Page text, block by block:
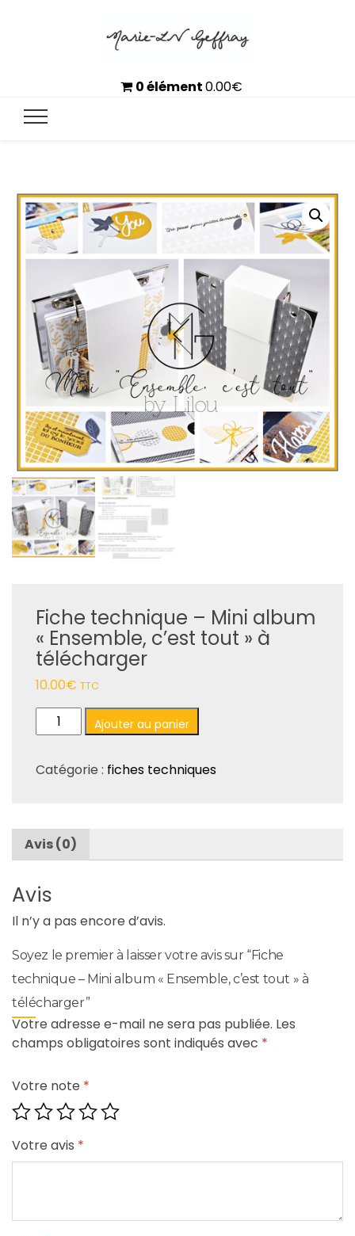
0 élément0.00€
Fiche technique – Mini album
« Ensemble, c’est tout » à
télécharger
10.00€ TTC
quantité
de
technique
album
"Ensemble,
tout"
à
télécharger
Ajouter au panier
Catégorie : fiches techniques
Avis (0)
Avis
Il n’y a pas encore d’avis.
Soyez le premier à laisser votre avis sur “Fiche
technique – Mini album « Ensemble, c’est tout » à
télécharger”
Votre adresse e-mail ne sera pas publiée. Les
champs obligatoires sont indiqués avec *
Votre note *
Votre avis *